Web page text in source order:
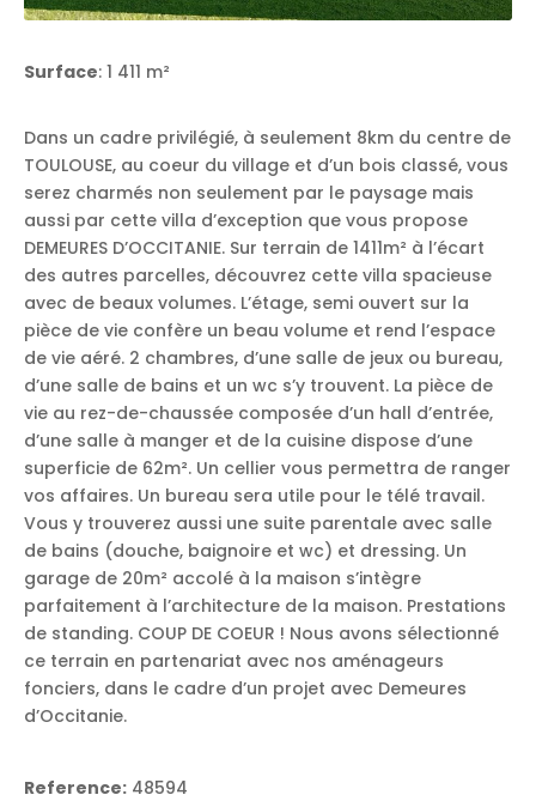
Surface: 1 411 m²
Dans un cadre privilégié, à seulement 8km du centre de
TOULOUSE, au coeur du village et d’un bois classé, vous
serez charmés non seulement par le paysage mais
aussi par cette villa d’exception que vous propose
DEMEURES D’OCCITANIE. Sur terrain de 1411m² à l’écart
des autres parcelles, découvrez cette villa spacieuse
avec de beaux volumes. L’étage, semi ouvert sur la
pièce de vie confère un beau volume et rend l’espace
de vie aéré. 2 chambres, d’une salle de jeux ou bureau,
d’une salle de bains et un wc s’y trouvent. La pièce de
vie au rez-de-chaussée composée d’un hall d’entrée,
d’une salle à manger et de la cuisine dispose d’une
superficie de 62m². Un cellier vous permettra de ranger
vos affaires. Un bureau sera utile pour le télé travail.
Vous y trouverez aussi une suite parentale avec salle
de bains (douche, baignoire et wc) et dressing. Un
garage de 20m² accolé à la maison s’intègre
parfaitement à l’architecture de la maison. Prestations
de standing. COUP DE COEUR ! Nous avons sélectionné
ce terrain en partenariat avec nos aménageurs
fonciers, dans le cadre d’un projet avec Demeures
d’Occitanie.
Reference: 48594